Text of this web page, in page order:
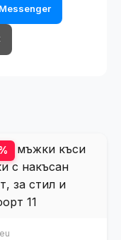
Messenger